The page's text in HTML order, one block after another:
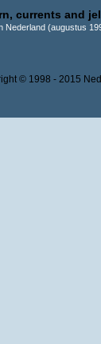
currents and
Nederland (augustus
© 1998 - 2015